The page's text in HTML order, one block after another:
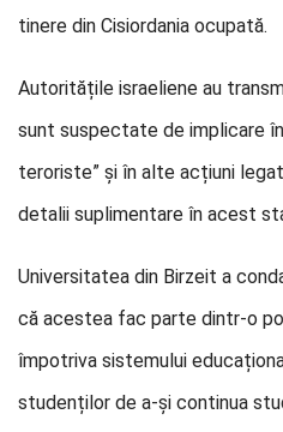
tinere din Cisiordania ocupată.
Autoritățile israeliene au
sunt suspectate de implicare
teroriste” și în alte acțiuni
detalii suplimentare în acest
Universitatea din Birzeit a
că acestea fac parte dintr-o
împotriva sistemului
studenților de a-și continua